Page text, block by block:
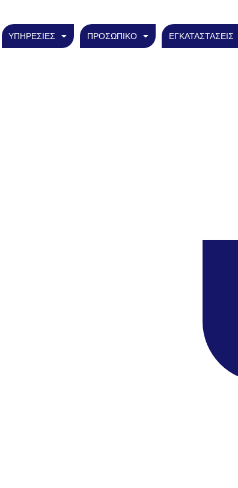
ΥΠΗΡΕΣΙΕΣ ΠΡΟΣΩΠΙΚΟ ΕΓΚΑΤΑΣΤΑΣΕΙΣ